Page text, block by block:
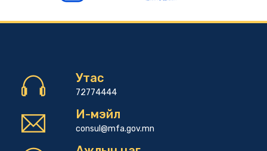
Утас
72774444
И-мэйл
consul@mfa.gov.mn